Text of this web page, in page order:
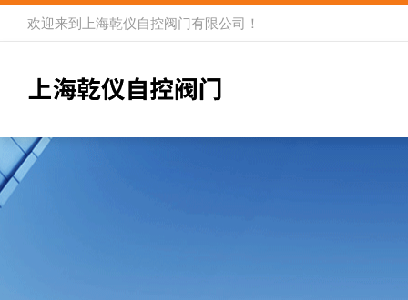
欢迎来到 上海乾仪自控阀门有限公司 ！